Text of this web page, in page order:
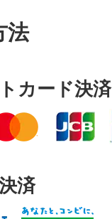
法
カード決済
済